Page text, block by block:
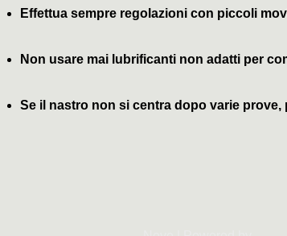
Effettua sempre regolazioni con piccoli
Non usare mai lubrificanti non adatti per
Se il nastro non si centra dopo varie